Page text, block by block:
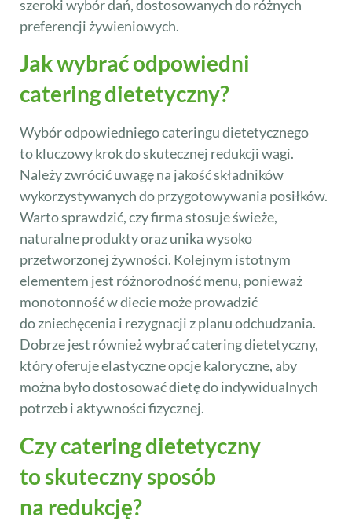
szeroki wybór dań, dostosowanych do różnych
preferencji żywieniowych.
Jak wybrać odpowiedni
catering dietetyczny?
Wybór odpowiedniego cateringu dietetycznego
to kluczowy krok do skutecznej redukcji wagi.
Należy zwrócić uwagę na jakość składników
wykorzystywanych do przygotowywania posiłków.
Warto sprawdzić, czy firma stosuje świeże,
naturalne produkty oraz unika wysoko
przetworzonej żywności. Kolejnym istotnym
elementem jest różnorodność menu, ponieważ
monotonność w diecie może prowadzić
do zniechęcenia i rezygnacji z planu odchudzania.
Dobrze jest również wybrać catering dietetyczny,
który oferuje elastyczne opcje kaloryczne, aby
można było dostosować dietę do indywidualnych
potrzeb i aktywności fizycznej.
Czy catering dietetyczny
to skuteczny sposób
na redukcję?